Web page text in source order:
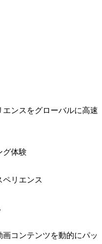
ンスをグローバルに高速
グ体験
ペリエンス
コンテンツを動的にパッ